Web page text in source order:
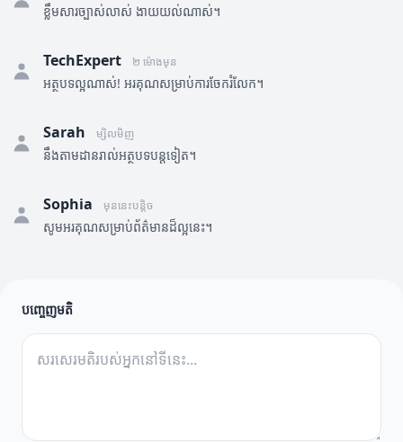
ខ្លឹមសារច្បាស់លាស់ ងាយយល់ណាស់។
TechExpert ២ ម៉ោងមុន
អត្ថបទល្អណាស់! អរគុណសម្រាប់ការចែករំលែក។
Sarah ម្សិលមិញ
នឹងតាមដានរាល់អត្ថបទបន្តទៀត។
Sophia មុននេះបន្តិច
សូមអរគុណសម្រាប់ព័ត៌មានដ៏ល្អនេះ។
បញ្ចេញមតិ